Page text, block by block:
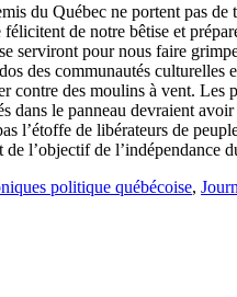
du Québec ne portent pas de
félicitent de notre bêtise et
serviront pour nous faire
des communautés culturelles
contre des moulins à vent. Les
dans le panneau devraient avoir
l’étoffe de libérateurs de
de l’objectif de l’indépendance
politique québécoise,